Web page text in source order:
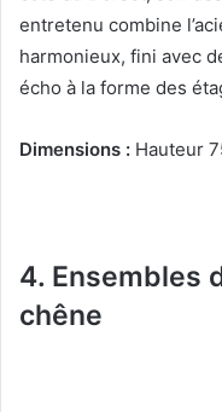
entretenu combine
harmonieux, fini avec
écho à la forme des
Dimensions : Hauteur
4. Ensembles
chêne